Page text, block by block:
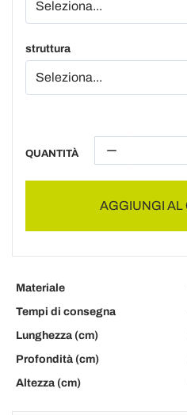
struttura
QUANTITÀ
AGGIUNGI AL
Materiale
Tempi di consegna
Lunghezza (cm)
Profondità (cm)
Altezza (cm)